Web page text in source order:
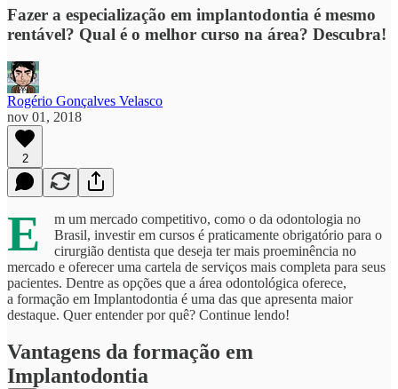
Fazer a especialização em implantodontia é mesmo
rentável? Qual é o melhor curso na área? Descubra!
Rogério Gonçalves Velasco
nov 01, 2018
2
E
m um mercado competitivo, como o da odontologia no
Brasil, investir em cursos é praticamente obrigatório para o
cirurgião dentista que deseja ter mais proeminência no
mercado e oferecer uma cartela de serviços mais completa para seus
pacientes. Dentre as opções que a área odontológica oferece,
a formação em Implantodontia é uma das que apresenta maior
destaque. Quer entender por quê? Continue lendo!
Vantagens da formação em
Implantodontia